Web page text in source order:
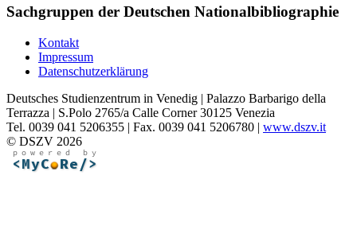
Sachgruppen der Deutschen Nationalbibliographie
Kontakt
Impressum
Datenschutzerklärung
Deutsches Studienzentrum in Venedig | Palazzo Barbarigo della
Terrazza | S.Polo 2765/a Calle Corner 30125 Venezia
Tel. 0039 041 5206355 | Fax. 0039 041 5206780 | www.dszv.it
© DSZV 2026